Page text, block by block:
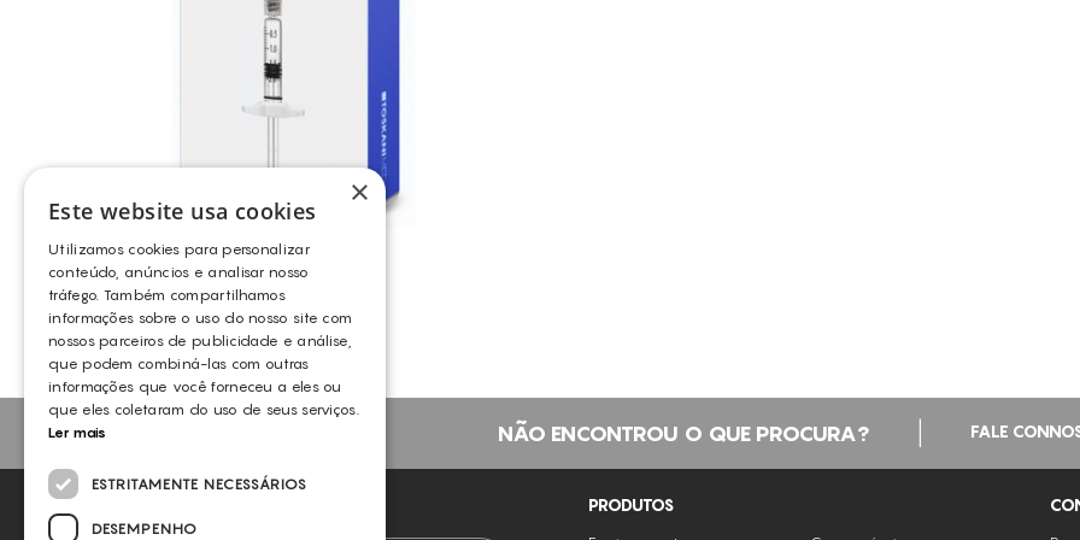
TKN – HA3
TOSKANI
NÃO ENCONTROU O QUE PROCURA? FALE
PRODUTOS
×
Este website usa cookies
Utilizamos cookies para personalizar
conteúdo, anúncios e analisar nosso
tráfego. Também compartilhamos
informações sobre o uso do nosso site com
nossos parceiros de publicidade e análise,
que podem combiná-las com outras
informações que você forneceu a eles ou
que eles coletaram do uso de seus serviços.
Ler mais
ESTRITAMENTE NECESSÁRIOS
DESEMPENHO